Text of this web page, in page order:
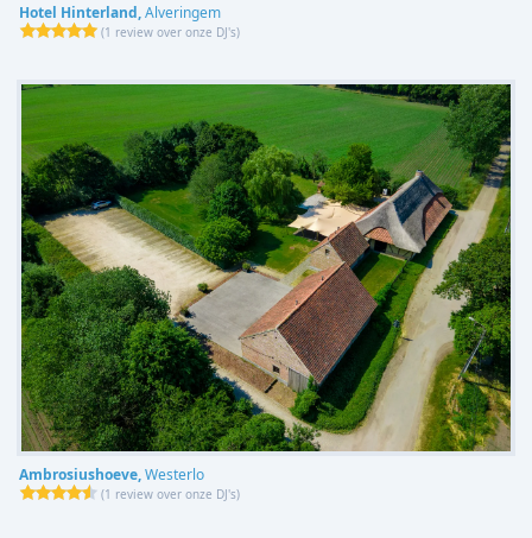
Hotel Hinterland,Alveringem
(1 review over onze DJ's)
Ambrosiushoeve,Westerlo
(1 review over onze DJ's)